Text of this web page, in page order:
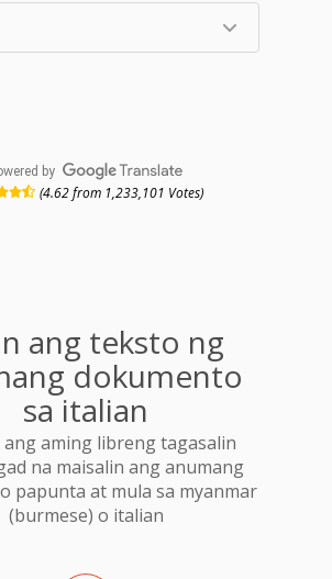
by
(4.62 from 1,233,101 Votes)
ang teksto ng
dokumento
sa italian
ang aming libreng tagasalin
na maisalin ang anumang
papunta at mula sa myanmar
(burmese) o italian